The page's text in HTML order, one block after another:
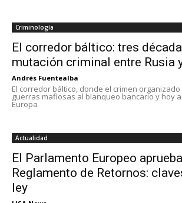
Criminología
El corredor báltico: tres
mutación criminal entre Rusia
Andrés Fuentealba
El corredor báltico, donde el crimen
guerras mafiosas al blanqueo bancario y hoy
Europa
Actualidad
El Parlamento Europeo
Reglamento de Retornos:
ley